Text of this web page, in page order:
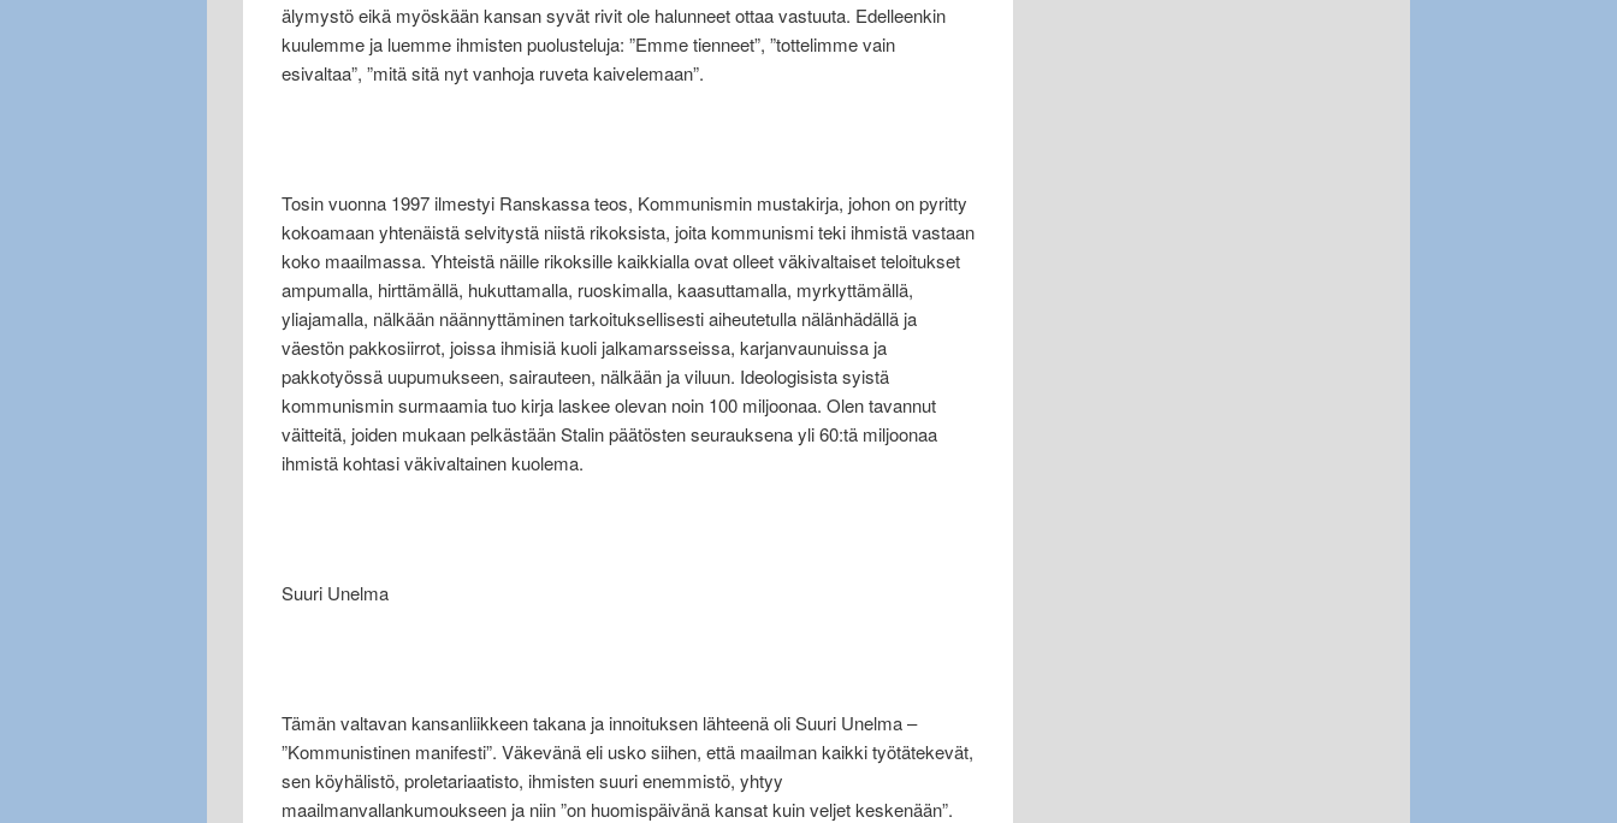
älymystö eikä myöskään kansan syvät rivit ole halunneet ottaa vastuuta. Edelleenkin
kuulemme ja luemme ihmisten puolusteluja: ”Emme tienneet”, ”tottelimme vain
esivaltaa”, ”mitä sitä nyt vanhoja ruveta kaivelemaan”.
Tosin vuonna 1997 ilmestyi Ranskassa teos, Kommunismin mustakirja, johon on pyritty
kokoamaan yhtenäistä selvitystä niistä rikoksista, joita kommunismi teki ihmistä vastaan
koko maailmassa. Yhteistä näille rikoksille kaikkialla ovat olleet väkivaltaiset teloitukset
ampumalla, hirttämällä, hukuttamalla, ruoskimalla, kaasuttamalla, myrkyttämällä,
yliajamalla, nälkään näännyttäminen tarkoituksellisesti aiheutetulla nälänhädällä ja
väestön pakkosiirrot, joissa ihmisiä kuoli jalkamarsseissa, karjanvaunuissa ja
pakkotyössä uupumukseen, sairauteen, nälkään ja viluun. Ideologisista syistä
kommunismin surmaamia tuo kirja laskee olevan noin 100 miljoonaa. Olen tavannut
väitteitä, joiden mukaan pelkästään Stalin päätösten seurauksena yli 60:tä miljoonaa
ihmistä kohtasi väkivaltainen kuolema.
Suuri Unelma
Tämän valtavan kansanliikkeen takana ja innoituksen lähteenä oli Suuri Unelma –
”Kommunistinen manifesti”. Väkevänä eli usko siihen, että maailman kaikki työtätekevät,
sen köyhälistö, proletariaatisto, ihmisten suuri enemmistö, yhtyy
maailmanvallankumoukseen ja niin ”on huomispäivänä kansat kuin veljet keskenään”.